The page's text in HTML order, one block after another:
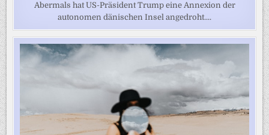
Abermals hat US-Präsident Trump eine Annexion der
autonomen dänischen Insel angedroht....